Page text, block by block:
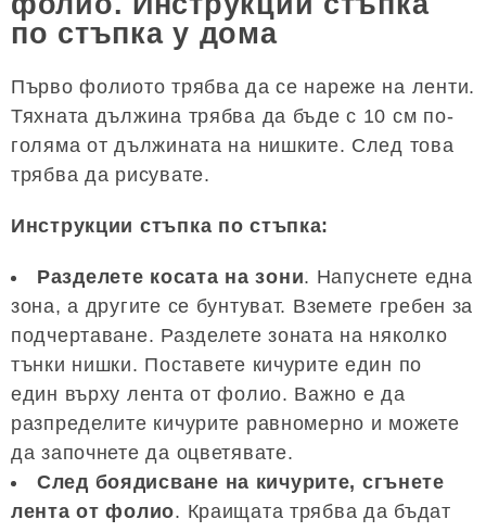
по стъпка у дома
Първо фолиото трябва да се нареже на ленти.
Тяхната дължина трябва да бъде с 10 см по-
голяма от дължината на нишките. След това
трябва да рисувате.
Инструкции стъпка по стъпка:
Разделете косата на зони. Напуснете една
зона, а другите се бунтуват. Вземете гребен за
подчертаване. Разделете зоната на няколко
тънки нишки. Поставете кичурите един по
един върху лента от фолио. Важно е да
разпределите кичурите равномерно и можете
да започнете да оцветявате.
След боядисване на кичурите, сгънете
лента от фолио. Краищата трябва да бъдат